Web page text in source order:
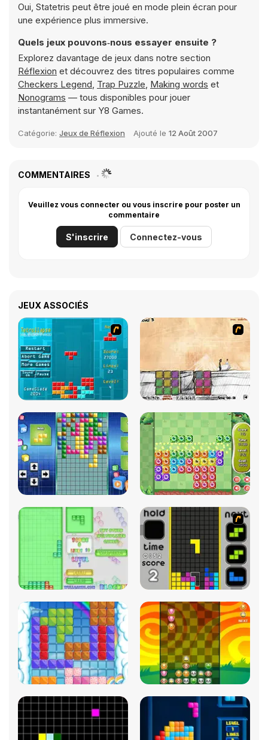
Oui, Statetris peut être joué en mode plein écran pour
une expérience plus immersive.
Quels jeux pouvons‑nous essayer ensuite ?
Explorez davantage de jeux dans notre section
Réflexion et découvrez des titres populaires comme
Checkers Legend, Trap Puzzle, Making words et
Nonograms — tous disponibles pour jouer
instantanément sur Y8 Games.
Catégorie: Jeux de Réflexion Ajouté le 12 Août 2007
COMMENTAIRES
Veuillez vous connecter ou vous inscrire pour poster un
commentaire
S'inscrire Connectez-vous
JEUX ASSOCIÉS